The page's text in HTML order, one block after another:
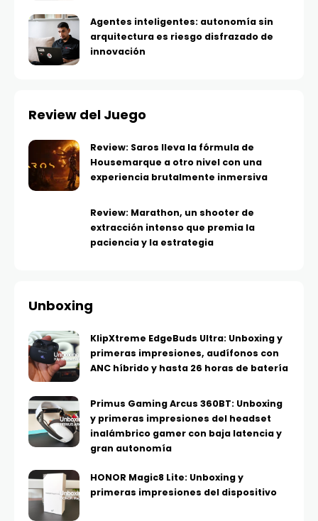
Agentes inteligentes: autonomía sin
arquitectura es riesgo disfrazado de
innovación
Review del Juego
Review: Saros lleva la fórmula de
Housemarque a otro nivel con una
experiencia brutalmente inmersiva
Review: Marathon, un shooter de
extracción intenso que premia la
paciencia y la estrategia
Unboxing
KlipXtreme EdgeBuds Ultra: Unboxing y
primeras impresiones, audífonos con
ANC híbrido y hasta 26 horas de batería
Primus Gaming Arcus 360BT: Unboxing
y primeras impresiones del headset
inalámbrico gamer con baja latencia y
gran autonomía
HONOR Magic8 Lite: Unboxing y
primeras impresiones del dispositivo